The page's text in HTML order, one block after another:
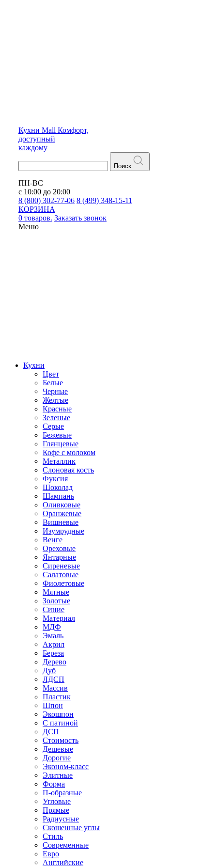
Кухни Mall Комфорт,
доступный
каждому
Поиск
ПН-ВС
с 10:00 до 20:00
8 (800) 302-77-06 8 (499) 348-15-11
КОРЗИНА
0 товаров. Заказать звонок
Меню
Кухни
Цвет
Белые
Черные
Желтые
Красные
Зеленые
Серые
Бежевые
Глянцевые
Кофе с молоком
Металлик
Слоновая кость
Фуксия
Шоколад
Шампань
Оливковые
Оранжевые
Вишневые
Изумрудные
Венге
Ореховые
Янтарные
Сиреневые
Салатовые
Фиолетовые
Мятные
Золотые
Синие
Материал
МДФ
Эмаль
Акрил
Береза
Дерево
Дуб
ЛДСП
Массив
Пластик
Шпон
Экошпон
С патиной
ДСП
Стоимость
Дешевые
Дорогие
Эконом-класс
Элитные
Форма
П-образные
Угловые
Прямые
Радиусные
Скошенные углы
Стиль
Современные
Евро
Английские